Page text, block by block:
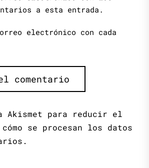
a esta entrada.
electrónico con cada
Akismet para reducir el
cómo se procesan los datos